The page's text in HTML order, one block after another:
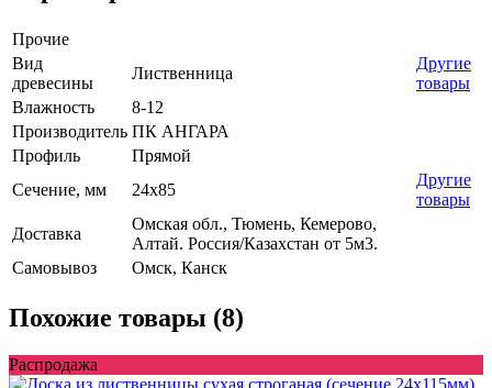
Прочие
Вид
древесины
Лиственница
Другие
товары
Влажность
8-12
Производитель ПК АНГАРА
Профиль
Прямой
Сечение, мм
24x85
Другие
товары
Доставка
Омская обл., Тюмень, Кемерово,
Алтай. Россия/Казахстан от 5м3.
Самовывоз
Омск, Канск
Похожие товары (8)
Распродажа